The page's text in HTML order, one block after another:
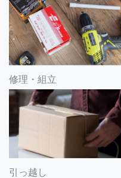
修理・組立
引っ越し